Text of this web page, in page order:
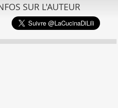
SUR L'AUTEUR